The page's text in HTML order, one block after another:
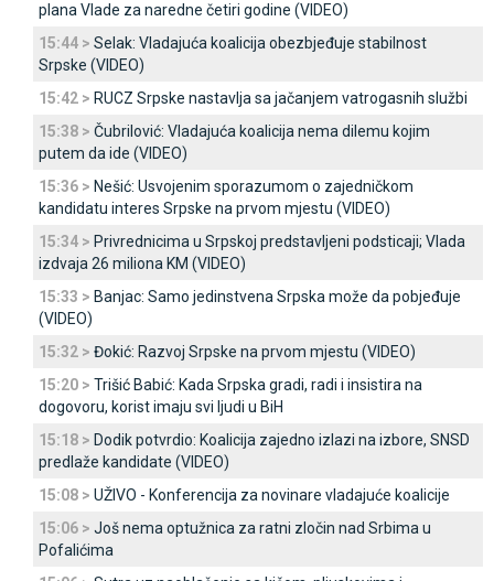
plana Vlade za naredne četiri godine (VIDEO)
15:44 > Selak: Vladajuća koalicija obezbjeđuje stabilnost
Srpske (VIDEO)
15:42 > RUCZ Srpske nastavlja sa jačanjem vatrogasnih službi
15:38 > Čubrilović: Vladajuća koalicija nema dilemu kojim
putem da ide (VIDEO)
15:36 > Nešić: Usvojenim sporazumom o zajedničkom
kandidatu interes Srpske na prvom mjestu (VIDEO)
15:34 > Privrednicima u Srpskoj predstavljeni podsticaji; Vlada
izdvaja 26 miliona KM (VIDEO)
15:33 > Banjac: Samo jedinstvena Srpska može da pobjeđuje
(VIDEO)
15:32 > Đokić: Razvoj Srpske na prvom mjestu (VIDEO)
15:20 > Trišić Babić: Kada Srpska gradi, radi i insistira na
dogovoru, korist imaju svi ljudi u BiH
15:18 > Dodik potvrdio: Koalicija zajedno izlazi na izbore, SNSD
predlaže kandidate (VIDEO)
15:08 > UŽIVO - Konferencija za novinare vladajuće koalicije
15:06 > Јoš nema optužnica za ratni zločin nad Srbima u
Pofalićima